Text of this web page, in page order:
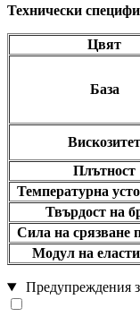
Технически
Цвят
База
Вискозитет
Плътност
Температурна
Твърдост на
Сила на срязване
Модул на
Предупреждения